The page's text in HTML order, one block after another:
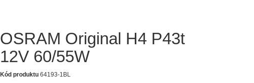
OSRAM Original H4 P43t
12V 60/55W
Kód produktu 64193-1BL